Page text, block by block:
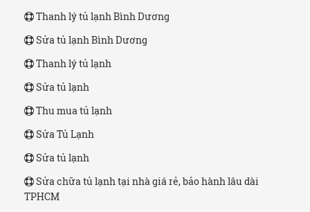
Thanh lý tủ lạnh Bình Dương
Sửa tủ lạnh Bình Dương
Thanh lý tủ lạnh
Sửa tủ lạnh
Thu mua tủ lạnh
Sửa Tủ Lạnh
Sửa tủ lạnh
Sửa chữa tủ lạnh tại nhà giá rẻ, bảo hành lâu dài
TPHCM